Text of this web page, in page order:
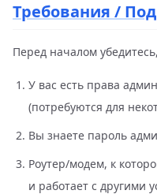
Требования /
Перед началом
У вас есть права
(потребуются для
Вы знаете пароль
Роутер/модем, к
и работает с другими